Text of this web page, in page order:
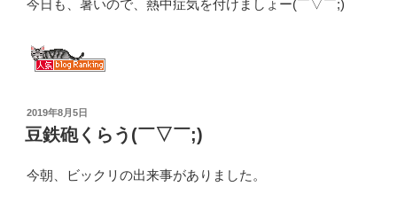
今日も、暑いので、熱中症気を付けましょー(￣▽￣;)
投
稿
日:
2019年8月5日
豆鉄砲くらう(￣▽￣;)
今朝、ビックリの出来事がありました。